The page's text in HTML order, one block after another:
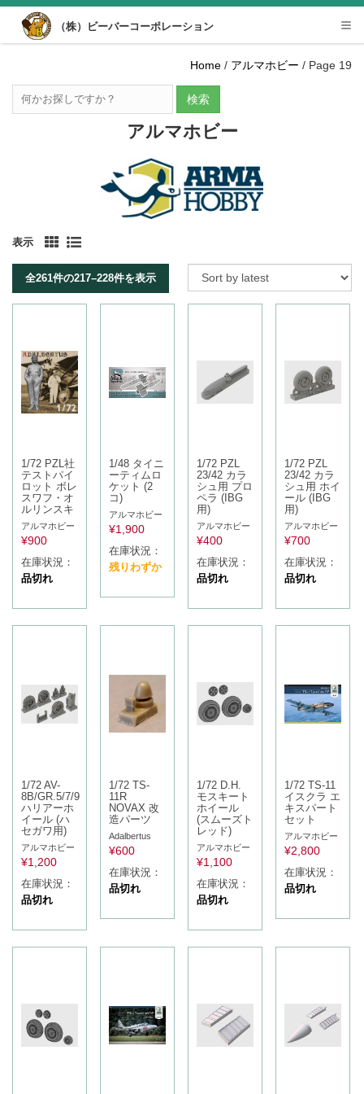
Desktop View
（株）ビーバーコーポレーション
Home / アルマホビー / Page 19
検索
アルマホビー
表示
全261件の217–228件を表示
1/72 PZL社
テストパイ
ロット ボレ
スワフ・オ
ルリンスキ
アルマホビー
¥900
在庫状況：
品切れ
1/48 タイニ
ーティムロ
ケット (2
コ)
アルマホビー
¥1,900
在庫状況：
残りわずか
1/72 PZL
23/42 カラ
シュ用 プロ
ペラ (IBG
用)
アルマホビー
¥400
在庫状況：
品切れ
1/72 PZL
23/42 カラ
シュ用 ホイ
ール (IBG
用)
アルマホビー
¥700
在庫状況：
品切れ
1/72 AV-
8B/GR.5/7/9
ハリアーホ
イール (ハ
セガワ用)
アルマホビー
¥1,200
在庫状況：
品切れ
1/72 TS-
11R
NOVAX 改
造パーツ
Adalbertus
¥600
在庫状況：
品切れ
1/72 D.H.
モスキート
ホイール
(スムーズト
レッド)
アルマホビー
¥1,100
在庫状況：
品切れ
1/72 TS-11
イスクラ エ
キスパート
セット
アルマホビー
¥2,800
在庫状況：
品切れ